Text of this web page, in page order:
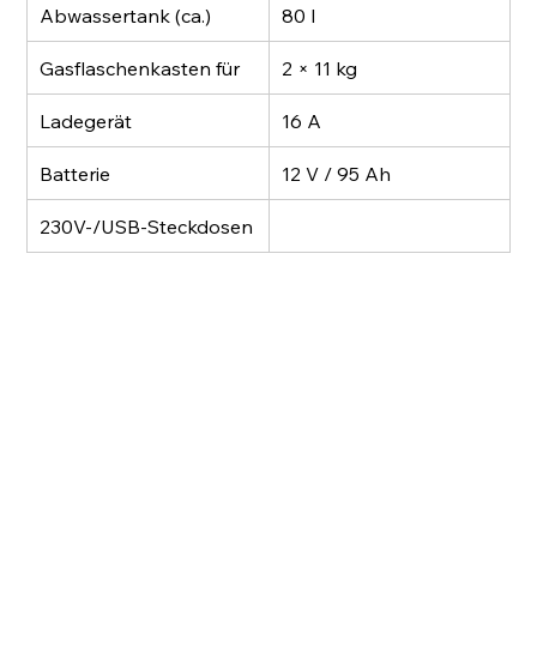
Abwassertank (ca.) 80 l
Gasflaschenkasten für 2 × 11 kg
Ladegerät 16 A
Batterie 12 V / 95 Ah
230V-/USB-Steckdosen